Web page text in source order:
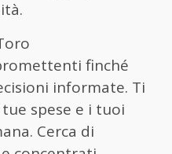
finché
informate. Ti
spese e i tuoi
Cerca di